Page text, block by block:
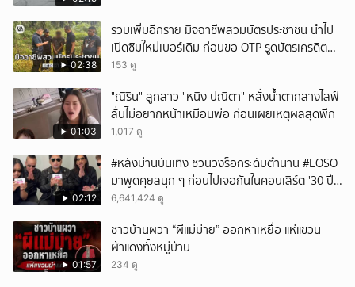
02:38
รวบเพิ่มอีกราย มิจฉาชีพสวมบัตรประชาชน นำไป
เปิดซิมใหม่เบอร์เดิม ก่อนขอ OTP รูดบัตรเครดิตผู้
เสียหาย
153 ดู
01:03
"ณิริน" ลูกสาว "หนิง ปณิตา" หลั่งน้ำตากลางไลฟ์
ลั่นไม่อยากหน้าเหมือนพ่อ ก่อนเผยเหตุผลสุดพีก
1,017 ดู
02:12
#หลังม่านบันเทิง ชวนวงร็อกระดับตำนาน #LOSO
มาพูดคุยสนุก ๆ ก่อนไปเจอกันในคอนเสิร์ต '30 ปี
LOSO นานเท่าไรก็รอ'
6,641,424 ดู
01:57
ชาวบ้านผวา “ผีแม่ม่าย” ออกหาเหยื่อ แห่แขวน
ผ้าแดงทั้งหมู่บ้าน
234 ดู